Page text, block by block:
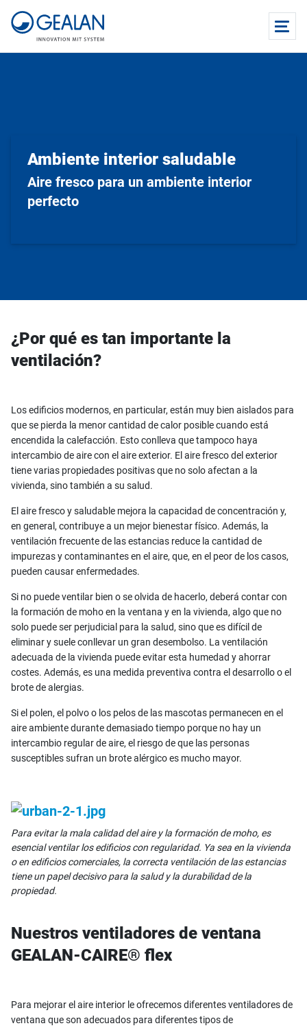
Ambiente interior saludable
Aire fresco para un ambiente interior
perfecto
¿Por qué es tan importante la
ventilación?
Los edificios modernos, en particular, están muy bien aislados para
que se pierda la menor cantidad de calor posible cuando está
encendida la calefacción. Esto conlleva que tampoco haya
intercambio de aire con el aire exterior. El aire fresco del exterior
tiene varias propiedades positivas que no solo afectan a la
vivienda, sino también a su salud.
El aire fresco y saludable mejora la capacidad de concentración y,
en general, contribuye a un mejor bienestar físico. Además, la
ventilación frecuente de las estancias reduce la cantidad de
impurezas y contaminantes en el aire, que, en el peor de los casos,
pueden causar enfermedades.
Si no puede ventilar bien o se olvida de hacerlo, deberá contar con
la formación de moho en la ventana y en la vivienda, algo que no
solo puede ser perjudicial para la salud, sino que es difícil de
eliminar y suele conllevar un gran desembolso. La ventilación
adecuada de la vivienda puede evitar esta humedad y ahorrar
costes. Además, es una medida preventiva contra el desarrollo o el
brote de alergias.
Si el polen, el polvo o los pelos de las mascotas permanecen en el
aire ambiente durante demasiado tiempo porque no hay un
intercambio regular de aire, el riesgo de que las personas
susceptibles sufran un brote alérgico es mucho mayor.
Para evitar la mala calidad del aire y la formación de moho, es
esencial ventilar los edificios con regularidad. Ya sea en la vivienda
o en edificios comerciales, la correcta ventilación de las estancias
tiene un papel decisivo para la salud y la durabilidad de la
propiedad.
Nuestros ventiladores de ventana
GEALAN-CAIRE® flex
Para mejorar el aire interior le ofrecemos diferentes ventiladores de
ventana que son adecuados para diferentes tipos de